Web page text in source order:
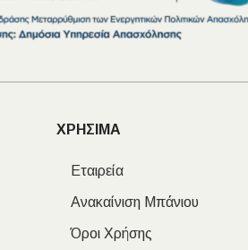
ΧΡΗΣΙΜΑ
Εταιρεία
Ανακαίνιση Μπάνιου
Όροι Χρήσης